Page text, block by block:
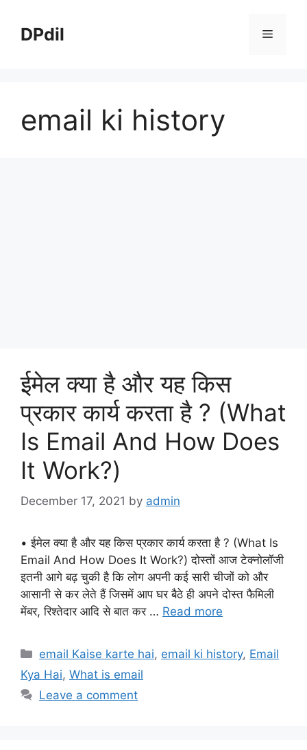
contentDPdil Menu
email ki history
ईमेल क्या है और यह किस
प्रकार कार्य करता है ? (What
Is Email And How Does
It Work?)
December 17, 2021 by admin
• ईमेल क्या है और यह किस प्रकार कार्य करता है ? (What Is
Email And How Does It Work?) दोस्तों आज टेक्नोलॉजी
इतनी आगे बढ़ चुकी है कि लोग अपनी कई सारी चीजों को और
आसानी से कर लेते हैं जिसमें आप घर बैठे ही अपने दोस्त फैमिली
मेंबर, रिश्तेदार आदि से बात कर … Read more
Categories
email Kaise karte hai, email ki history, Email
Kya Hai, What is email
Leave a comment